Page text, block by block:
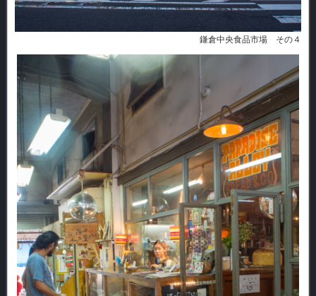
鎌倉中央食品市場 その４